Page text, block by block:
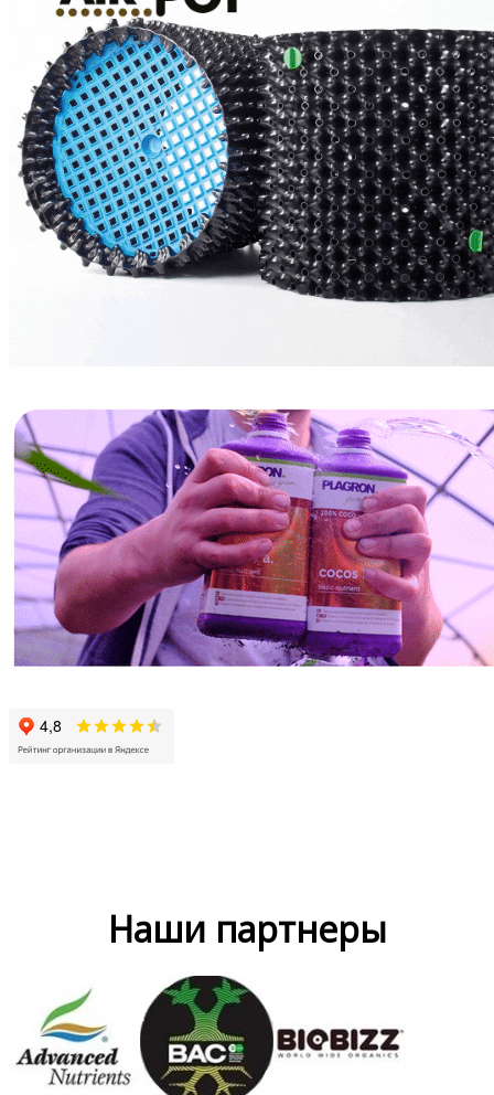
СТИМУЛЯТОРЫ
POWDER FEEDING
МИНЕРАЛЬНЫЕ УДОБРЕНИЯ
СТИМУЛЯТОРЫ
BIO SERIES ORGANIC
GROWTH TECHNOLOGY
БАЗОВЫЕ УДОБРЕНИЯ
СТИМУЛЯТОРЫ
HIGH ROOTS
CANNABIOGEN
GREEN PLANET
Наши партнеры